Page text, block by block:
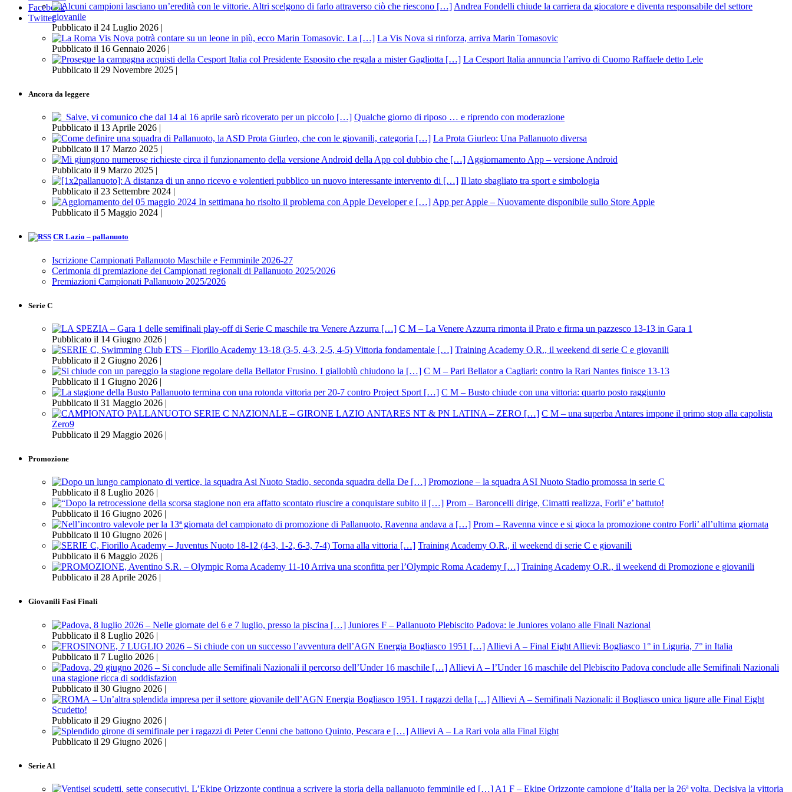
Facebook
Twitter
Andrea Fondelli chiude la carriera da giocatore e diventa responsabile del settore
giovanile
Pubblicato il 24 Luglio 2026 |
La Vis Nova si rinforza, arriva Marin Tomasovic
Pubblicato il 16 Gennaio 2026 |
La Cesport Italia annuncia l’arrivo di Cuomo Raffaele detto Lele
Pubblicato il 29 Novembre 2025 |
Ancora da leggere
Qualche giorno di riposo … e riprendo con moderazione
Pubblicato il 13 Aprile 2026 |
La Prota Giurleo: Una Pallanuoto diversa
Pubblicato il 17 Marzo 2025 |
Aggiornamento App – versione Android
Pubblicato il 9 Marzo 2025 |
Il lato sbagliato tra sport e simbologia
Pubblicato il 23 Settembre 2024 |
App per Apple – Nuovamente disponibile sullo Store Apple
Pubblicato il 5 Maggio 2024 |
CR Lazio – pallanuoto
Iscrizione Campionati Pallanuoto Maschile e Femminile 2026-27
Cerimonia di premiazione dei Campionati regionali di Pallanuoto 2025/2026
Premiazioni Campionati Pallanuoto 2025/2026
Serie C
C M – La Venere Azzurra rimonta il Prato e firma un pazzesco 13-13 in Gara 1
Pubblicato il 14 Giugno 2026 |
Training Academy O.R., il weekend di serie C e giovanili
Pubblicato il 2 Giugno 2026 |
C M – Pari Bellator a Cagliari: contro la Rari Nantes finisce 13-13
Pubblicato il 1 Giugno 2026 |
C M – Busto chiude con una vittoria: quarto posto raggiunto
Pubblicato il 31 Maggio 2026 |
C M – una superba Antares impone il primo stop alla capolista
Zero9
Pubblicato il 29 Maggio 2026 |
Promozione
Promozione – la squadra ASI Nuoto Stadio promossa in serie C
Pubblicato il 8 Luglio 2026 |
Prom – Baroncelli dirige, Cimatti realizza, Forli’ e’ battuto!
Pubblicato il 16 Giugno 2026 |
Prom – Ravenna vince e si gioca la promozione contro Forli’ all’ultima giornata
Pubblicato il 10 Giugno 2026 |
Training Academy O.R., il weekend di serie C e giovanili
Pubblicato il 6 Maggio 2026 |
Training Academy O.R., il weekend di Promozione e giovanili
Pubblicato il 28 Aprile 2026 |
Giovanili Fasi Finali
Juniores F – Pallanuoto Plebiscito Padova: le Juniores volano alle Finali Nazional
Pubblicato il 8 Luglio 2026 |
Allievi A – Final Eight Allievi: Bogliasco 1° in Liguria, 7° in Italia
Pubblicato il 7 Luglio 2026 |
Allievi A – l’Under 16 maschile del Plebiscito Padova conclude alle Semifinali Nazionali
una stagione ricca di soddisfazion
Pubblicato il 30 Giugno 2026 |
Allievi A – Semifinali Nazionali: il Bogliasco unica ligure alle Final Eight
Scudetto!
Pubblicato il 29 Giugno 2026 |
Allievi A – La Rari vola alla Final Eight
Pubblicato il 29 Giugno 2026 |
Serie A1
A1 F – Ekipe Orizzonte campione d’Italia per la 26ª volta. Decisiva la vittoria